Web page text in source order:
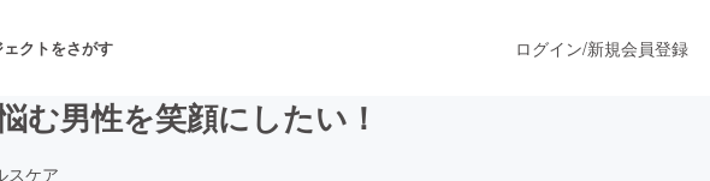
クトをさがす ログイン/新規会員登録
む男性を笑顔にしたい！
スケア